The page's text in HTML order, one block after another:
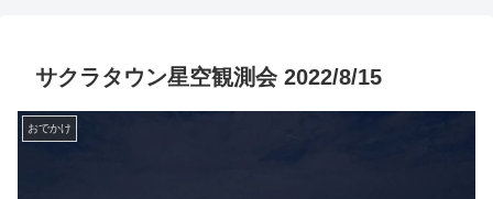
サクラタウン星空観測会 2022/8/15
おでかけ